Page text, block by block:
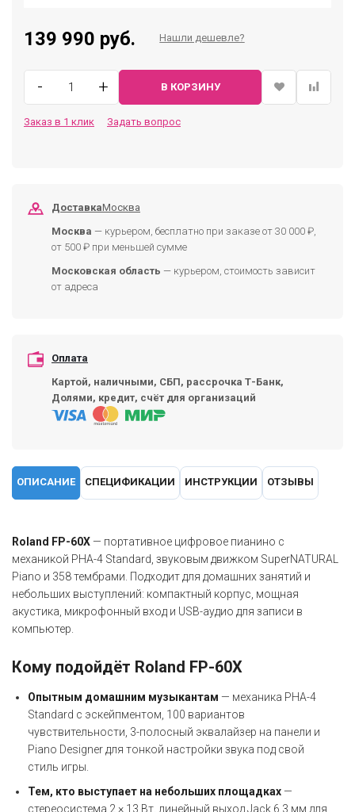
139 990 руб. Нашли дешевле?
- + В КОРЗИНУ
Заказ в 1 клик Задать вопрос
ДоставкаМосква
Москва — курьером, бесплатно при заказе от 30 000 ₽,
от 500 ₽ при меньшей сумме
Московская область — курьером, стоимость зависит
от адреса
Оплата
Картой, наличными, СБП, рассрочка Т-Банк,
Долями, кредит, счёт для организаций
ОПИСАНИЕ СПЕЦИФИКАЦИИ ИНСТРУКЦИИ ОТЗЫВЫ
Roland FP-60X — портативное цифровое пианино с
механикой PHA-4 Standard, звуковым движком SuperNATURAL
Piano и 358 тембрами. Подходит для домашних занятий и
небольших выступлений: компактный корпус, мощная
акустика, микрофонный вход и USB-аудио для записи в
компьютер.
Кому подойдёт Roland FP-60X
Опытным домашним музыкантам — механика PHA-4
Standard с эскейпментом, 100 вариантов
чувствительности, 3-полосный эквалайзер на панели и
Piano Designer для тонкой настройки звука под свой
стиль игры.
Тем, кто выступает на небольших площадках —
стереосистема 2 × 13 Вт, линейный выход Jack 6,3 мм для